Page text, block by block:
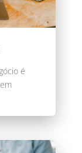
é